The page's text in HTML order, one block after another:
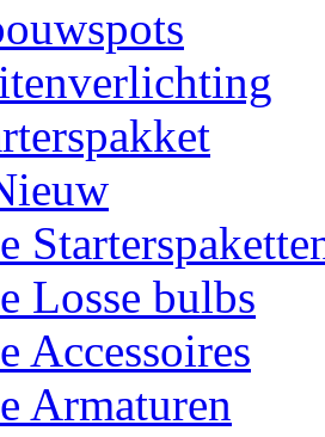
Losse bulbs
Accessoires
Armaturen